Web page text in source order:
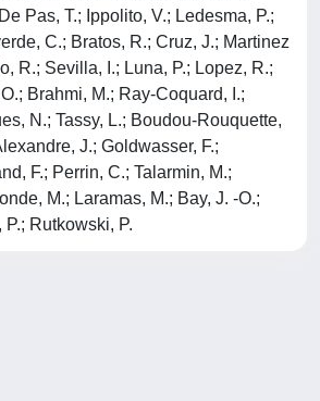
Pas, T.; Ippolito, V.; Ledesma, P.;
C.; Bratos, R.; Cruz, J.; Martinez
R.; Sevilla, I.; Luna, P.; Lopez, R.;
Brahmi, M.; Ray-Coquard, I.;
N.; Tassy, L.; Boudou-Rouquette,
J.; Goldwasser, F.;
F.; Perrin, C.; Talarmin, M.;
M.; Laramas, M.; Bay, J. -O.;
Rutkowski, P.